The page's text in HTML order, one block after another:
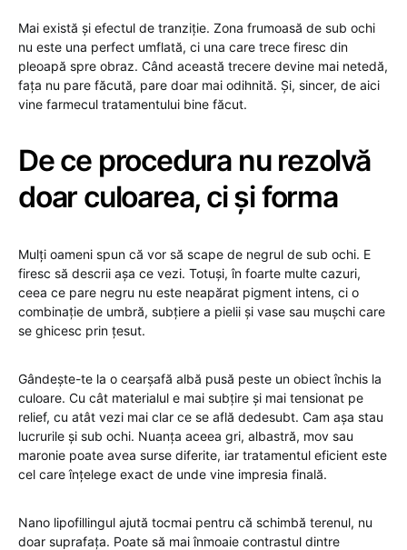
Mai există și efectul de tranziție. Zona frumoasă de sub ochi
nu este una perfect umflată, ci una care trece firesc din
pleoapă spre obraz. Când această trecere devine mai netedă,
fața nu pare făcută, pare doar mai odihnită. Și, sincer, de aici
vine farmecul tratamentului bine făcut.
De ce procedura nu rezolvă
doar culoarea, ci și forma
Mulți oameni spun că vor să scape de negrul de sub ochi. E
firesc să descrii așa ce vezi. Totuși, în foarte multe cazuri,
ceea ce pare negru nu este neapărat pigment intens, ci o
combinație de umbră, subțiere a pielii și vase sau mușchi care
se ghicesc prin țesut.
Gândește-te la o cearșafă albă pusă peste un obiect închis la
culoare. Cu cât materialul e mai subțire și mai tensionat pe
relief, cu atât vezi mai clar ce se află dedesubt. Cam așa stau
lucrurile și sub ochi. Nuanța aceea gri, albastră, mov sau
maronie poate avea surse diferite, iar tratamentul eficient este
cel care înțelege exact de unde vine impresia finală.
Nano lipofillingul ajută tocmai pentru că schimbă terenul, nu
doar suprafața. Poate să mai înmoaie contrastul dintre